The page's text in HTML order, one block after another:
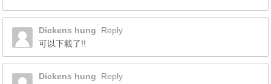
Dickens hung
Reply
可以下載了!!
Dickens hung
Reply